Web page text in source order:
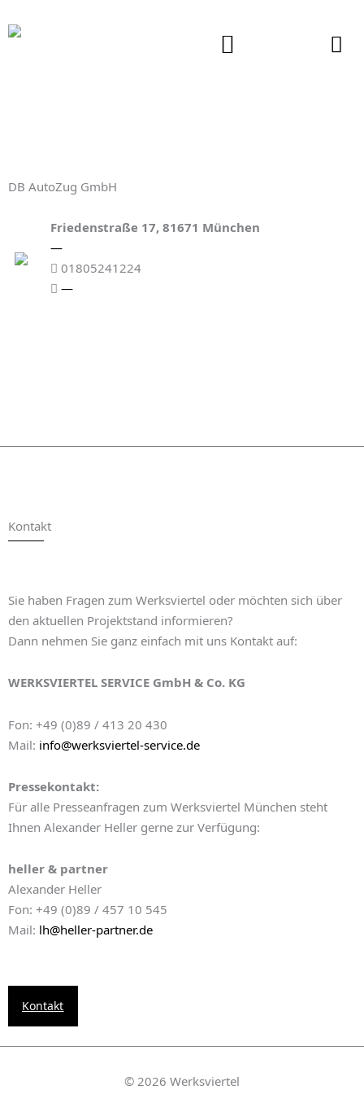
Inhalt
DB AutoZug GmbH
Friedenstraße 17, 81671 München
—
01805241224
—
Kontakt
Sie haben Fragen zum Werksviertel oder möchten sich über
den aktuellen Projektstand informieren?
Dann nehmen Sie ganz einfach mit uns Kontakt auf:
WERKSVIERTEL SERVICE GmbH & Co. KG
Fon: +49 (0)89 / 413 20 430
Mail: info@werksviertel-service.de
Pressekontakt:
Für alle Presseanfragen zum Werksviertel München steht
Ihnen Alexander Heller gerne zur Verfügung:
heller & partner
Alexander Heller
Fon: +49 (0)89 / 457 10 545
Mail: lh@heller-partner.de
Kontakt
© 2026 Werksviertel